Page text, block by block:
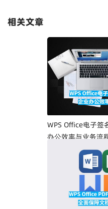
相关文章
WPS Office电子签
办公效率与业务流